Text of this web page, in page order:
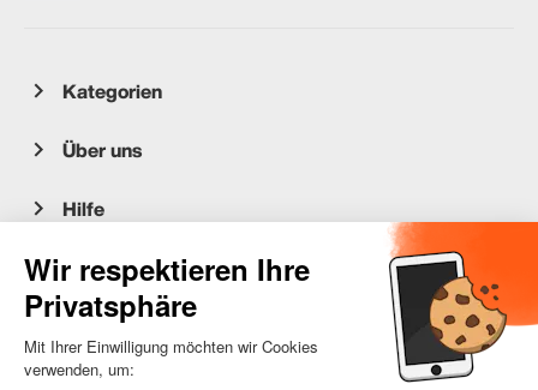
Kategorien
Über uns
Hilfe
Kundenservice
occasion.migros.mobile@recommerce.com
Montag-Freitag 08:00-17:00